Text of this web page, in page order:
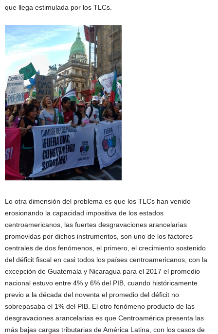
que llega estimulada por los TLCs.
Lo otra dimensión del problema es que los TLCs han venido
erosionando la capacidad impositiva de los estados
centroamericanos, las fuertes desgravaciones arancelarias
promovidas por dichos instrumentos, son uno de los factores
centrales de dos fenómenos, el primero, el crecimiento sostenido
del déficit fiscal en casi todos los países centroamericanos, con la
excepción de Guatemala y Nicaragua para el 2017 el promedio
nacional estuvo entre 4% y 6% del PIB, cuando históricamente
previo a la década del noventa el promedio del déficit no
sobrepasaba el 1% del PIB. El otro fenómeno producto de las
desgravaciones arancelarias es que Centroamérica presenta las
más bajas cargas tributarias de América Latina, con los casos de